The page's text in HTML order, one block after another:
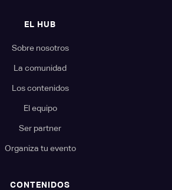
EL HUB
Sobre nosotros
La comunidad
Los contenidos
El equipo
Ser partner
Organiza tu evento
CONTENIDOS